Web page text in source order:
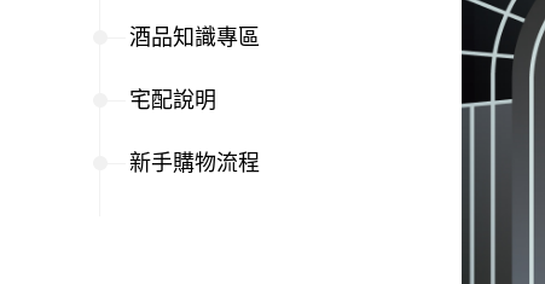
酒品知識專區
宅配說明
新手購物流程